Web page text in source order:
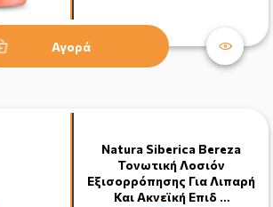
Αγορά
Natura Siberica Bereza
Τονωτική Λοσιόν
Εξισορρόπησης Για Λιπαρή
Και Ακνεϊκή Επιδ …